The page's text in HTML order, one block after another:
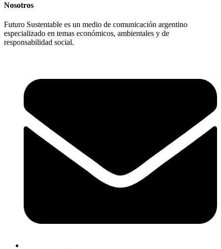
Nosotros
Futuro Sustentable es un medio de comunicación argentino
especializado en temas económicos, ambientales y de
responsabilidad social.